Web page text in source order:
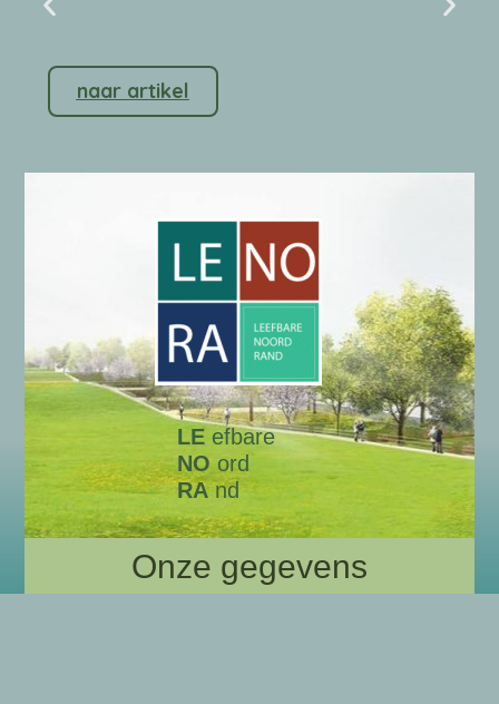
naar artikel
LE efbare
NOord
RAnd
Onze gegevens